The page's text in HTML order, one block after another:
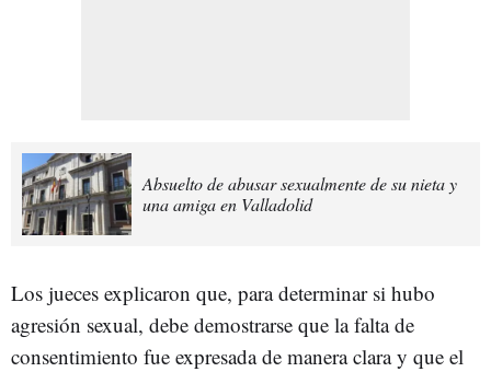
Absuelto de abusar sexualmente de su nieta y
una amiga en Valladolid
Los jueces explicaron que, para determinar si hubo
agresión sexual, debe demostrarse que la falta de
consentimiento fue expresada de manera clara y que el